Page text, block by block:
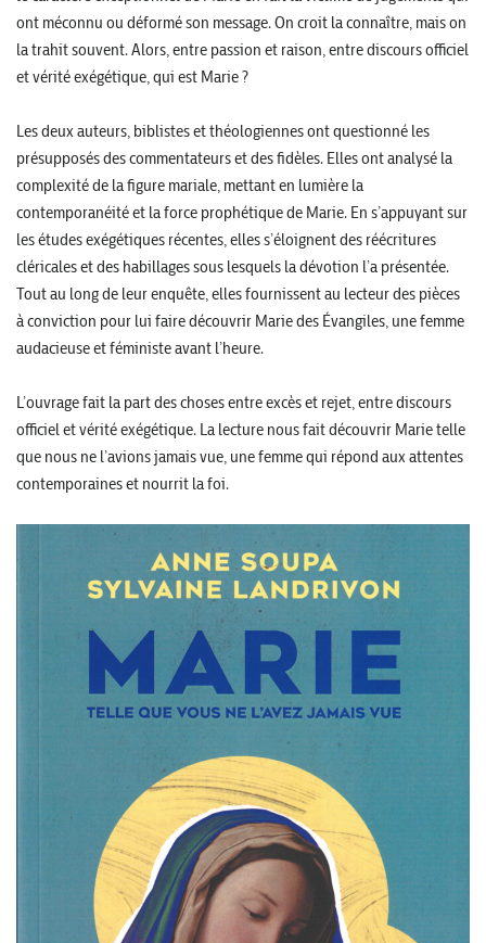
ont méconnu ou déformé son message. On croit la connaître, mais on
la trahit souvent. Alors, entre passion et raison, entre discours officiel
et vérité exégétique, qui est Marie ?
Les deux auteurs, biblistes et théologiennes ont questionné les
présupposés des commentateurs et des fidèles. Elles ont analysé la
complexité de la figure mariale, mettant en lumière la
contemporanéité et la force prophétique de Marie. En s’appuyant sur
les études exégétiques récentes, elles s’éloignent des réécritures
cléricales et des habillages sous lesquels la dévotion l’a présentée.
Tout au long de leur enquête, elles fournissent au lecteur des pièces
à conviction pour lui faire découvrir Marie des Évangiles, une femme
audacieuse et féministe avant l’heure.
L’ouvrage fait la part des choses entre excès et rejet, entre discours
officiel et vérité exégétique. La lecture nous fait découvrir Marie telle
que nous ne l’avions jamais vue, une femme qui répond aux attentes
contemporaines et nourrit la foi.